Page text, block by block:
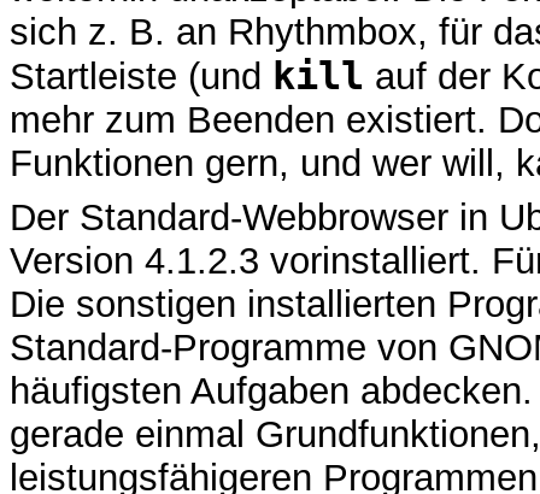
sich z. B. an Rhythmbox, für
Startleiste (und kill auf der
mehr zum Beenden existiert.
Funktionen gern, und wer will,
Der Standard-Webbrowser in
Version 4.1.2.3 vorinstalliert.
Die sonstigen installierten
Standard-Programme von
häufigsten Aufgaben
gerade einmal
leistungsfähigeren